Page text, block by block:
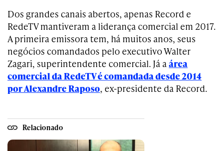
Dos grandes canais abertos, apenas Record e
RedeTV mantiveram a liderança comercial em 2017.
A primeira emissora tem, há muitos anos, seus
negócios comandados pelo executivo Walter
Zagari, superintendente comercial. Já aárea
comercial da RedeTV é comandada desde 2014
por Alexandre Raposo, ex-presidente da Record.
Relacionado